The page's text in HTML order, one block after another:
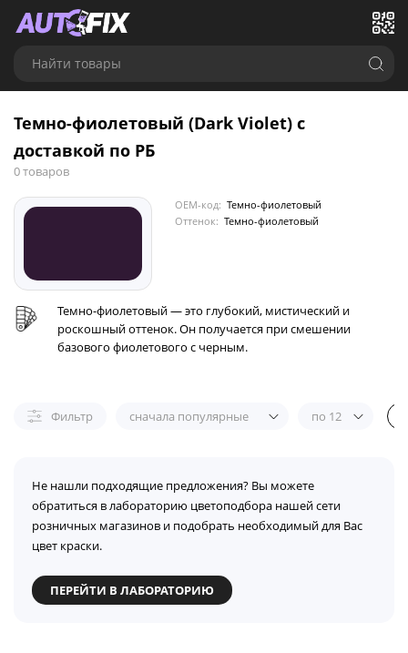
Найти товары
Темно-фиолетовый (Dark Violet) с
доставкой по РБ
0 товаров
OEM-код: Темно-фиолетовый
Оттенок: Темно-фиолетовый
Темно-фиолетовый — это глубокий, мистический и
роскошный оттенок. Он получается при смешении
базового фиолетового с черным.
Фильтр сначала популярные по 12
Не нашли подходящие предложения? Вы можете
обратиться в лабораторию цветоподбора нашей сети
розничных магазинов и подобрать необходимый для Вас
цвет краски.
ПЕРЕЙТИ В ЛАБОРАТОРИЮ